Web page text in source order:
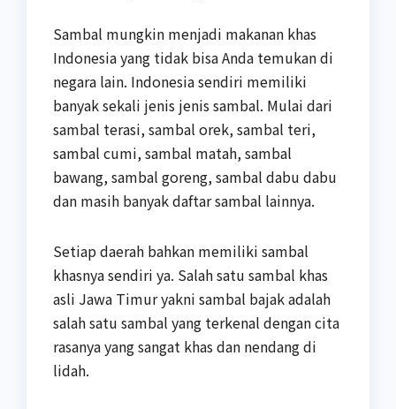
Sambal mungkin menjadi makanan khas
Indonesia yang tidak bisa Anda temukan di
negara lain. Indonesia sendiri memiliki
banyak sekali jenis jenis sambal. Mulai dari
sambal terasi, sambal orek, sambal teri,
sambal cumi, sambal matah, sambal
bawang, sambal goreng, sambal dabu dabu
dan masih banyak daftar sambal lainnya.
Setiap daerah bahkan memiliki sambal
khasnya sendiri ya. Salah satu sambal khas
asli Jawa Timur yakni sambal bajak adalah
salah satu sambal yang terkenal dengan cita
rasanya yang sangat khas dan nendang di
lidah.